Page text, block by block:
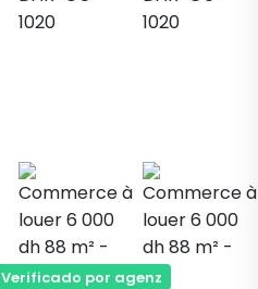
Verificado por agenz